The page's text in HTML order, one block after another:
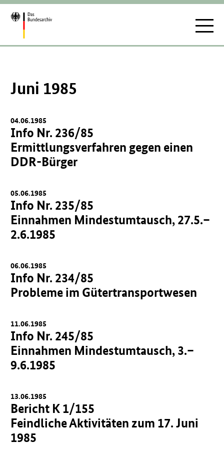
Zur
Juni 1985
04.06.1985
Info Nr. 236/85
Ermittlungsverfahren gegen einen
DDR-Bürger
05.06.1985
Info Nr. 235/85
Einnahmen Mindestumtausch, 27.5.–
2.6.1985
06.06.1985
Info Nr. 234/85
Probleme im Gütertransportwesen
11.06.1985
Info Nr. 245/85
Einnahmen Mindestumtausch, 3.–
9.6.1985
13.06.1985
Bericht K 1/155
Feindliche Aktivitäten zum 17. Juni
1985